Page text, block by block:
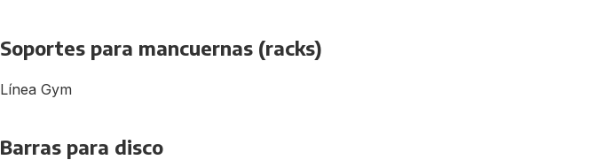
Soportes para mancuernas (racks)
Línea Gym
Barras para disco